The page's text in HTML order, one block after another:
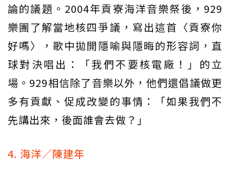
論的議題。2004年貢寮海洋音樂祭後，929
樂團了解當地核四爭議，寫出這首〈貢寮你
好嗎〉，歌中拋開隱喻與隱晦的形容詞，直
球對決唱出：「我們不要核電廠！」的立
場。929相信除了音樂以外，他們還倡議做更
多有貢獻、促成改變的事情：「如果我們不
先講出來，後面誰會去做？」
4. 海洋／陳建年